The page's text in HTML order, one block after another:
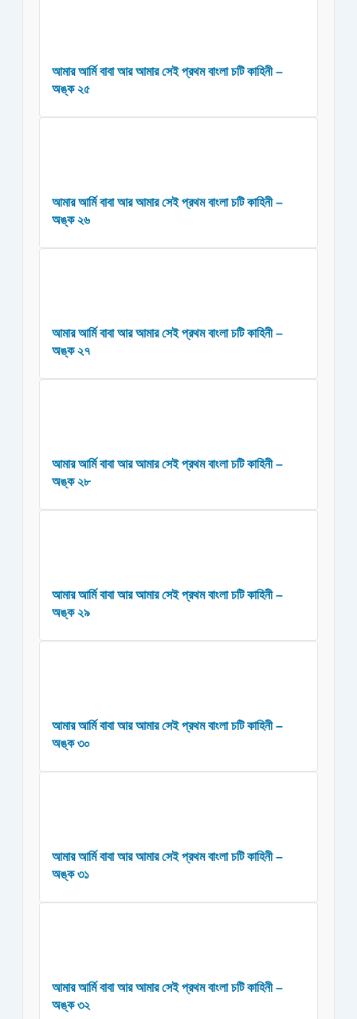
আমার আর্মি বাবা আর আমার সেই প্রথম বাংলা চটি কাহিনী –
অঙ্ক ২৫
আমার আর্মি বাবা আর আমার সেই প্রথম বাংলা চটি কাহিনী –
অঙ্ক ২৬
আমার আর্মি বাবা আর আমার সেই প্রথম বাংলা চটি কাহিনী –
অঙ্ক ২৭
আমার আর্মি বাবা আর আমার সেই প্রথম বাংলা চটি কাহিনী –
অঙ্ক ২৮
আমার আর্মি বাবা আর আমার সেই প্রথম বাংলা চটি কাহিনী –
অঙ্ক ২৯
আমার আর্মি বাবা আর আমার সেই প্রথম বাংলা চটি কাহিনী –
অঙ্ক ৩০
আমার আর্মি বাবা আর আমার সেই প্রথম বাংলা চটি কাহিনী –
অঙ্ক ৩১
আমার আর্মি বাবা আর আমার সেই প্রথম বাংলা চটি কাহিনী –
অঙ্ক ৩২